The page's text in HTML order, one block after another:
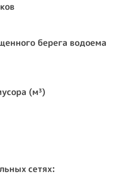
берега водоема
(м³)
сетях: